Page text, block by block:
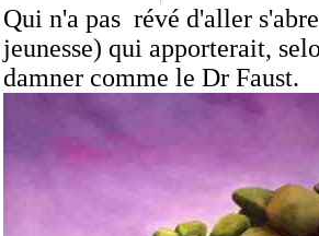
Qui n'a pas révé d'aller
jeunesse) qui apporterait,
damner comme le Dr Faust.